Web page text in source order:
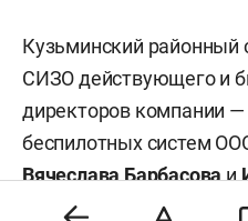
Кузьминский районный
СИЗО действующего и
директоров компании —
беспилотных систем
Вячеслава Барбасоваи
обвиняют в